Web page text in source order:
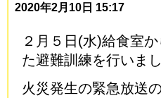
2019年7月26日
平成31年度
2019年5月 7日
2020年2月10日 15:17
２月５日(水)給食室
た避難訓練を行いま
火災発生の緊急放送